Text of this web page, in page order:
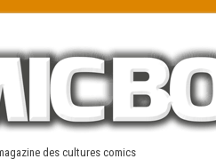
des cultures comics